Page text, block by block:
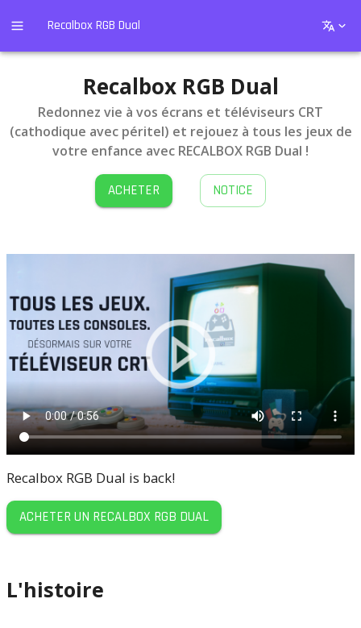
Recalbox RGB Dual
Recalbox RGB Dual
Redonnez vie à vos écrans et téléviseurs CRT
(cathodique avec péritel) et rejouez à tous les jeux de
votre enfance avec RECALBOX RGB Dual !
ACHETER NOTICE
Recalbox RGB Dual is back!
ACHETER UN RECALBOX RGB DUAL
L'histoire